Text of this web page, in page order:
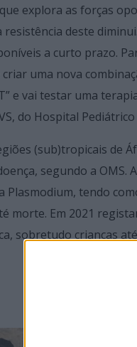
explora as forças
resistência deste
a curto prazo.
uma nova
e vai testar uma
do Hospital
(sub)tropicais de
segundo a
tendo
morte. Em 2021
sobretudo crianças